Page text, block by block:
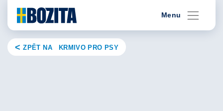
content
Menu
ZPĚT NA KRMIVO PRO PSY